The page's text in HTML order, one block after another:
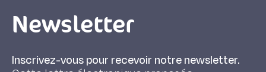
Newsletter
Inscrivez-vous pour recevoir notre newsletter.